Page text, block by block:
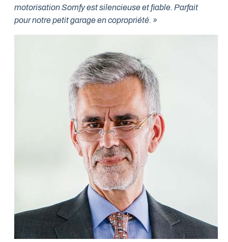
motorisation Somfy est silencieuse et fiable. Parfait
pour notre petit garage en copropriété. »